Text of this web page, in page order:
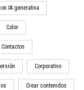
IA generativa
Color
Contactos
Corporativo
Crear contenidos